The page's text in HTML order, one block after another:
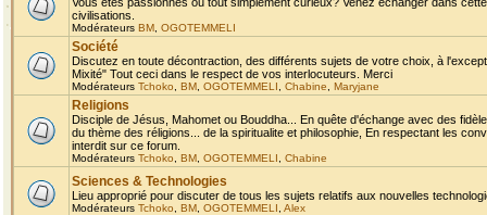
civilisations.
Modérateurs BM OGOTEMMELI
Société
Discutez en toute décontraction, des différents sujets de votre choix, à
Mixité" Tout ceci dans le respect de vos interlocuteurs. Merci
Modérateurs Tchoko BM OGOTEMMELI Chabine Maryjane
Religions
Disciple de Jésus, Mahomet ou Bouddha... En quête d'échange avec des
du thème des réligions... de la spiritualite et philosophie, En respectant les
interdit sur ce forum.
Modérateurs Tchoko BM OGOTEMMELI Chabine
Sciences & Technologies
Lieu approprié pour discuter de tous les sujets relatifs aux nouvelles
Modérateurs Tchoko BM OGOTEMMELI Alex